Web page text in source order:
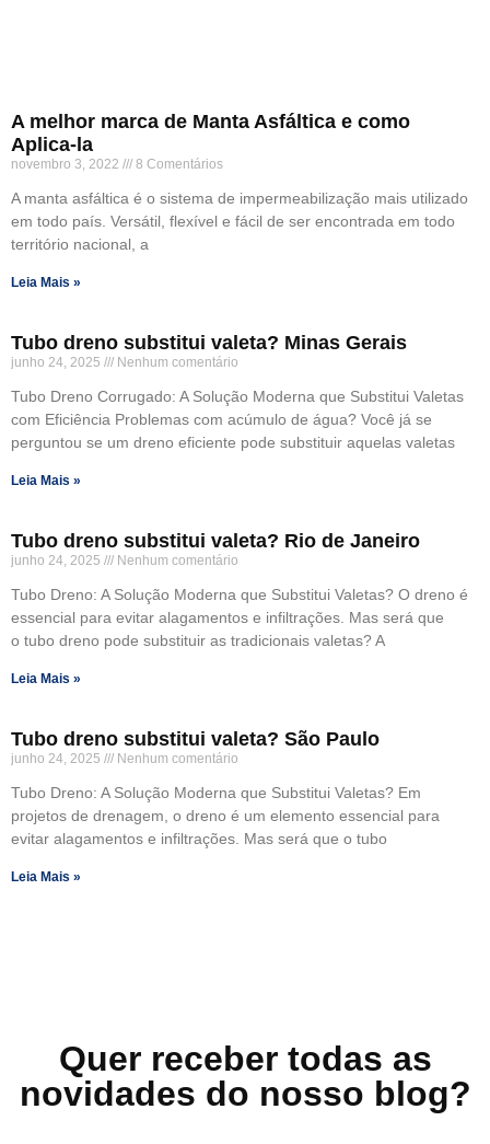
A melhor marca de Manta Asfáltica e como
Aplica-la
novembro 3, 2022 8 Comentários
A manta asfáltica é o sistema de impermeabilização mais utilizado
em todo país. Versátil, flexível e fácil de ser encontrada em todo
território nacional, a
Leia Mais »
Tubo dreno substitui valeta? Minas Gerais
junho 24, 2025 Nenhum comentário
Tubo Dreno Corrugado: A Solução Moderna que Substitui Valetas
com Eficiência Problemas com acúmulo de água? Você já se
perguntou se um dreno eficiente pode substituir aquelas valetas
Leia Mais »
Tubo dreno substitui valeta? Rio de Janeiro
junho 24, 2025 Nenhum comentário
Tubo Dreno: A Solução Moderna que Substitui Valetas? O dreno é
essencial para evitar alagamentos e infiltrações. Mas será que
o tubo dreno pode substituir as tradicionais valetas? A
Leia Mais »
Tubo dreno substitui valeta? São Paulo
junho 24, 2025 Nenhum comentário
Tubo Dreno: A Solução Moderna que Substitui Valetas? Em
projetos de drenagem, o dreno é um elemento essencial para
evitar alagamentos e infiltrações. Mas será que o tubo
Leia Mais »
Quer receber todas as
novidades do nosso blog?